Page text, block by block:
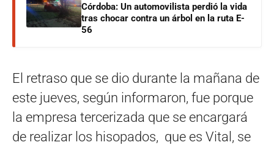
Córdoba: Un automovilista perdió la vida
tras chocar contra un árbol en la ruta E-
56
El retraso que se dio durante la mañana de
este jueves, según informaron, fue porque
la empresa tercerizada que se encargará
de realizar los hisopados, que es Vital, se